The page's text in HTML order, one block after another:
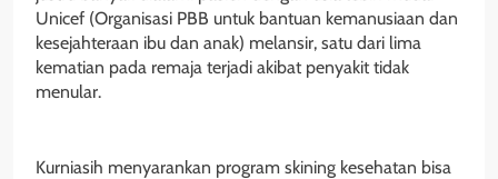
Unicef (Organisasi PBB untuk bantuan kemanusiaan dan
kesejahteraan ibu dan anak) melansir, satu dari lima
kematian pada remaja terjadi akibat penyakit tidak
menular.
Kurniasih menyarankan program skining kesehatan bisa